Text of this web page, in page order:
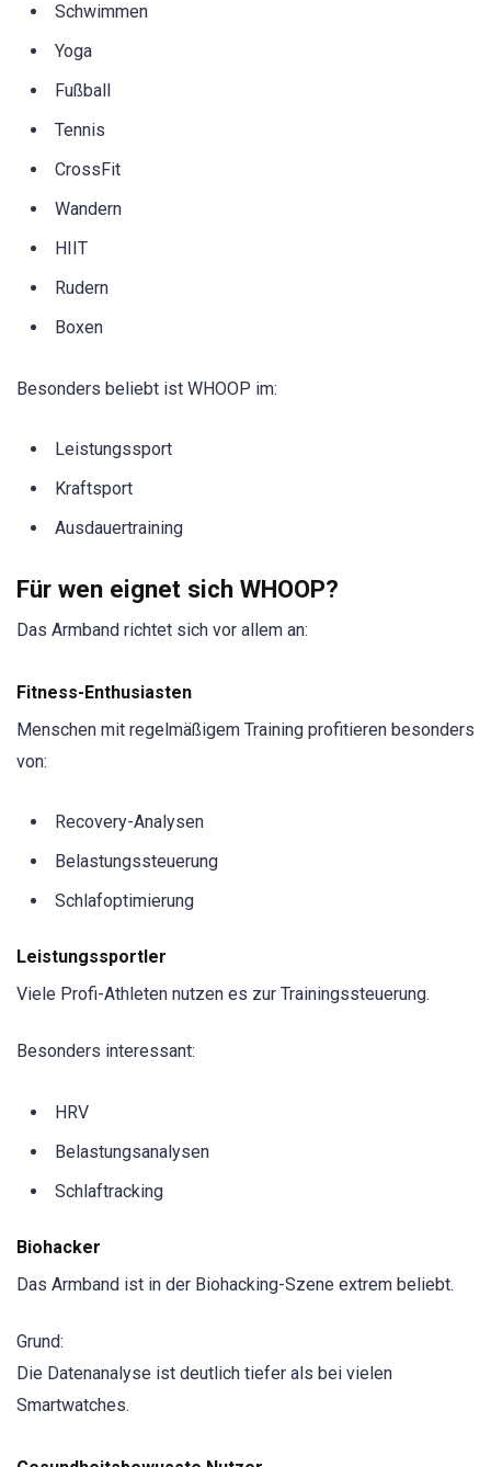
Schwimmen
Yoga
Fußball
Tennis
CrossFit
Wandern
HIIT
Rudern
Boxen
Besonders beliebt ist WHOOP im:
Leistungssport
Kraftsport
Ausdauertraining
Für wen eignet sich WHOOP?
Das Armband richtet sich vor allem an:
Fitness-Enthusiasten
Menschen mit regelmäßigem Training profitieren besonders
von:
Recovery-Analysen
Belastungssteuerung
Schlafoptimierung
Leistungssportler
Viele Profi-Athleten nutzen es zur Trainingssteuerung.
Besonders interessant:
HRV
Belastungsanalysen
Schlaftracking
Biohacker
Das Armband ist in der Biohacking-Szene extrem beliebt.
Grund:
Die Datenanalyse ist deutlich tiefer als bei vielen
Smartwatches.